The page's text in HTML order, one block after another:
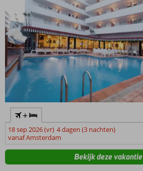
+
18 sep 2026 (vr) 4 dagen (3 nachten)
vanaf Amsterdam
Bekijk deze vakantie